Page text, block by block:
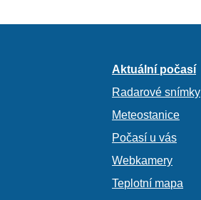
Aktuální počasí
Radarové snímky
Meteostanice
Počasí u vás
Webkamery
Teplotní mapa